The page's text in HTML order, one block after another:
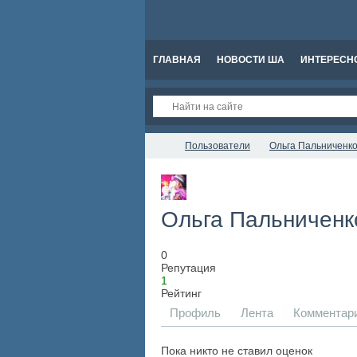
ГЛАВНАЯ НОВОСТИ ША
Пользователи Ольга Пальниченко
Ольга
0
Репутация
1
Рейтинг
Профиль Лента
Пока никто не ставил оценок